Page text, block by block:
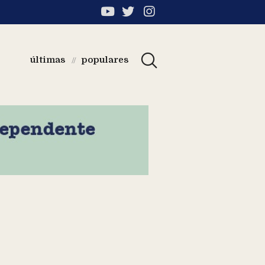
últimas // populares